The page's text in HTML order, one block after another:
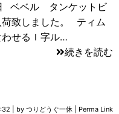
ベベル タンケットビ
荷致しました。 ティム
せるＩ字ル…
続きを読む
by つりどうぐ一休 Perma Link